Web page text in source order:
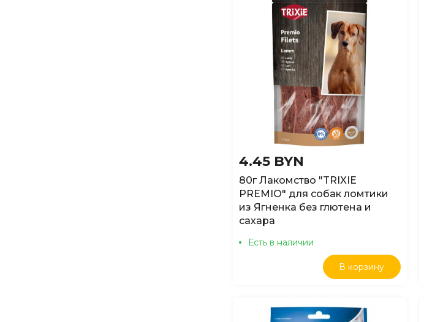
4.45 BYN
80г Лакомство "TRIXIE
PREMIO" для собак ломтики
из Ягненка без глютена и
сахара
Есть в наличии
В корзину